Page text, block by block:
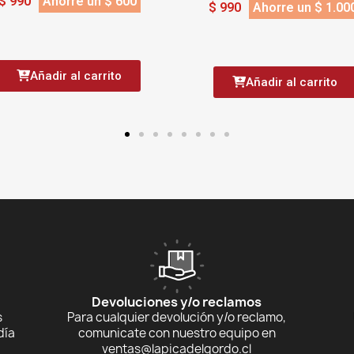
Añadir al carrito
$ 990
Ahorre un $
Añadir al carrito
Devoluciones y/o reclamos
Para cualquier devolución y/o reclamo,
comunicate con nuestro equipo en
ventas@lapicadelgordo.cl